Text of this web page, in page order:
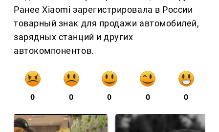
Ранее Xiaomi зарегистрировала в России
товарный знак для продажи автомобилей,
зарядных станций и других
автокомпонентов.
0 0 0 0 0